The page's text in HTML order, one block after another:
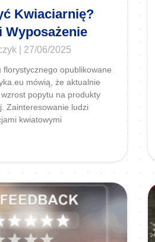
Kwiaciarnię?
Wyposażenie
27/06/2025
florystycznego opublikowane
mówią, że aktualnie
popytu na produkty
Zainteresowanie ludzi
kwiatowymi